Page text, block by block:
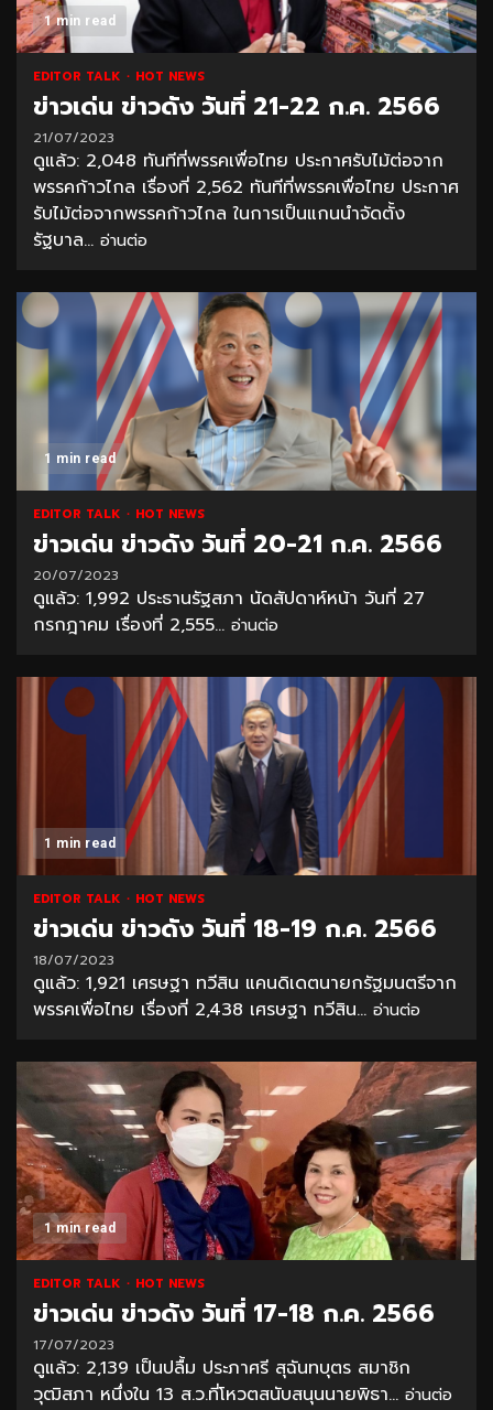
1 min read
EDITOR TALK HOT NEWS
ข่าวเด่น ข่าวดัง วันที่ 21-22 ก.ค. 2566
21/07/2023
ดูแล้ว: 2,048 ทันทีที่พรรคเพื่อไทย ประกาศรับไม้ต่อจาก
พรรคก้าวไกล เรื่องที่ 2,562 ทันทีที่พรรคเพื่อไทย ประกาศ
รับไม้ต่อจากพรรคก้าวไกล ในการเป็นแกนนำจัดตั้ง
รัฐบาล... อ่านต่อ
1 min read
EDITOR TALK HOT NEWS
ข่าวเด่น ข่าวดัง วันที่ 20-21 ก.ค. 2566
20/07/2023
ดูแล้ว: 1,992 ประธานรัฐสภา นัดสัปดาห์หน้า วันที่ 27
กรกฎาคม เรื่องที่ 2,555... อ่านต่อ
1 min read
EDITOR TALK HOT NEWS
ข่าวเด่น ข่าวดัง วันที่ 18-19 ก.ค. 2566
18/07/2023
ดูแล้ว: 1,921 เศรษฐา ทวีสิน แคนดิเดตนายกรัฐมนตรีจาก
พรรคเพื่อไทย เรื่องที่ 2,438 เศรษฐา ทวีสิน... อ่านต่อ
1 min read
EDITOR TALK HOT NEWS
ข่าวเด่น ข่าวดัง วันที่ 17-18 ก.ค. 2566
17/07/2023
ดูแล้ว: 2,139 เป็นปลื้ม ประภาศรี สุฉันทบุตร สมาชิก
วุฒิสภา หนึ่งใน 13 ส.ว.ที่โหวตสนับสนุนนายพิธา... อ่านต่อ